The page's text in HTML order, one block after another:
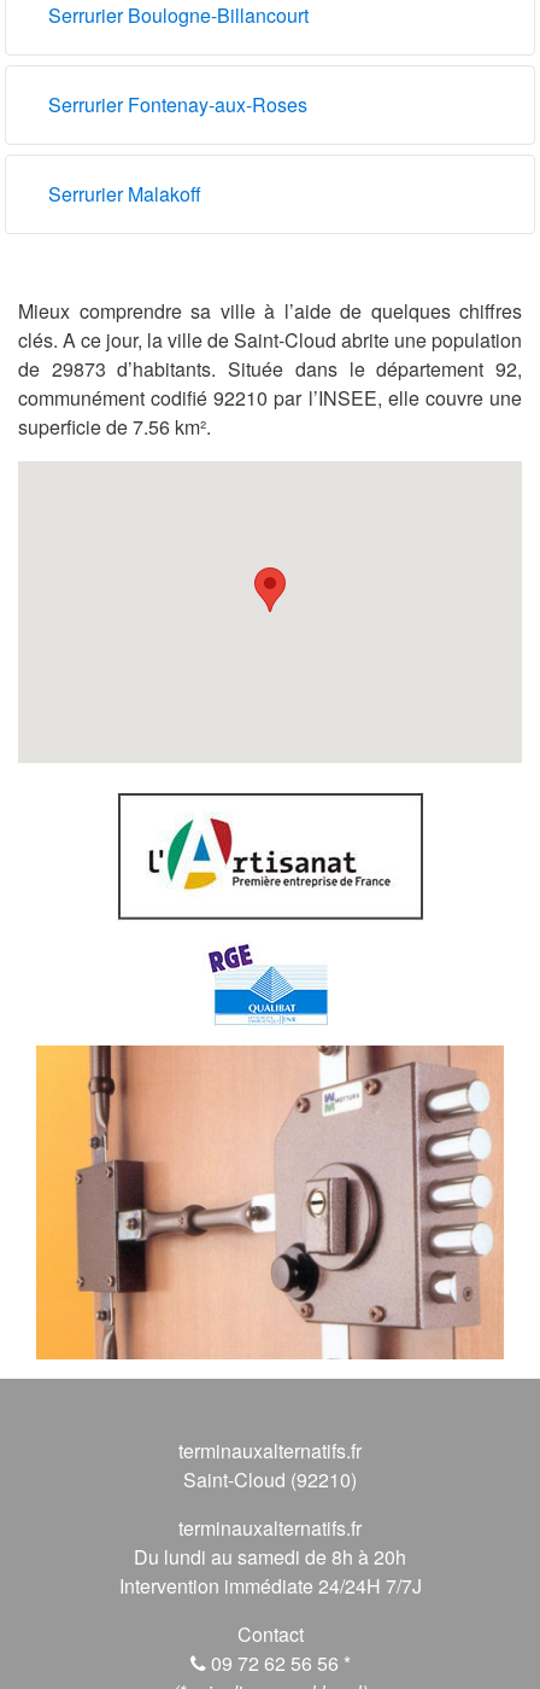
Serrurier Boulogne-Billancourt
Serrurier Fontenay-aux-Roses
Serrurier Malakoff
Mieux comprendre sa ville à l’aide de quelques chiffres
clés. A ce jour, la ville de Saint-Cloud abrite une population
de 29873 d’habitants. Située dans le département 92,
communément codifié 92210 par l’INSEE, elle couvre une
superficie de 7.56 km².
terminauxalternatifs.fr
Saint-Cloud (92210)
terminauxalternatifs.fr
Du lundi au samedi de 8h à 20h
Intervention immédiate 24/24H 7/7J
Contact
09 72 62 56 56 *